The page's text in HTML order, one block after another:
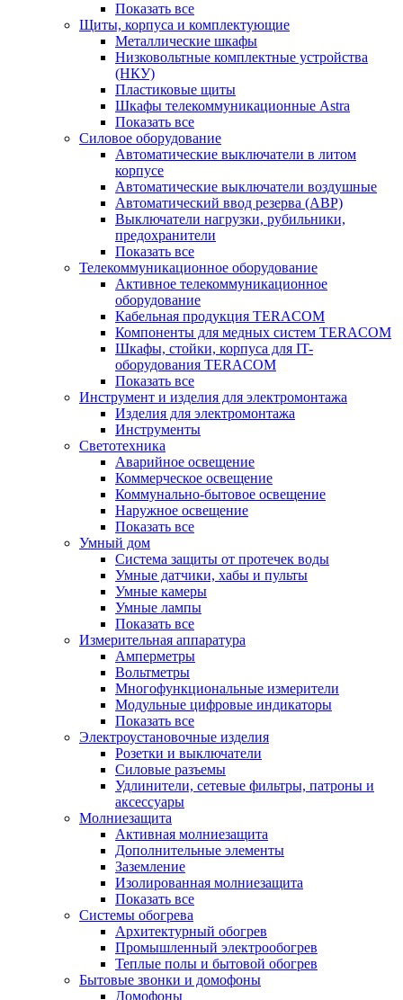
Показать все
Щиты, корпуса и комплектующие
Металлические шкафы
Низковольтные комплектные устройства
(НКУ)
Пластиковые щиты
Шкафы телекоммуникационные Astra
Показать все
Силовое оборудование
Автоматические выключатели в литом
корпусе
Автоматические выключатели воздушные
Автоматический ввод резерва (АВР)
Выключатели нагрузки, рубильники,
предохранители
Показать все
Телекоммуникационное оборудование
Активное телекоммуникационное
оборудование
Кабельная продукция TERACOM
Компоненты для медных систем TERACOM
Шкафы, стойки, корпуса для IT-
оборудования TERACOM
Показать все
Инструмент и изделия для электромонтажа
Изделия для электромонтажа
Инструменты
Светотехника
Аварийное освещение
Коммерческое освещение
Коммунально-бытовое освещение
Наружное освещение
Показать все
Умный дом
Система защиты от протечек воды
Умные датчики, хабы и пульты
Умные камеры
Умные лампы
Показать все
Измерительная аппаратура
Амперметры
Вольтметры
Многофункциональные измерители
Модульные цифровые индикаторы
Показать все
Электроустановочные изделия
Розетки и выключатели
Силовые разъемы
Удлинители, сетевые фильтры, патроны и
аксессуары
Молниезащита
Активная молниезащита
Дополнительные элементы
Заземление
Изолированная молниезащита
Показать все
Системы обогрева
Архитектурный обогрев
Промышленный электрообогрев
Теплые полы и бытовой обогрев
Бытовые звонки и домофоны
Домофоны